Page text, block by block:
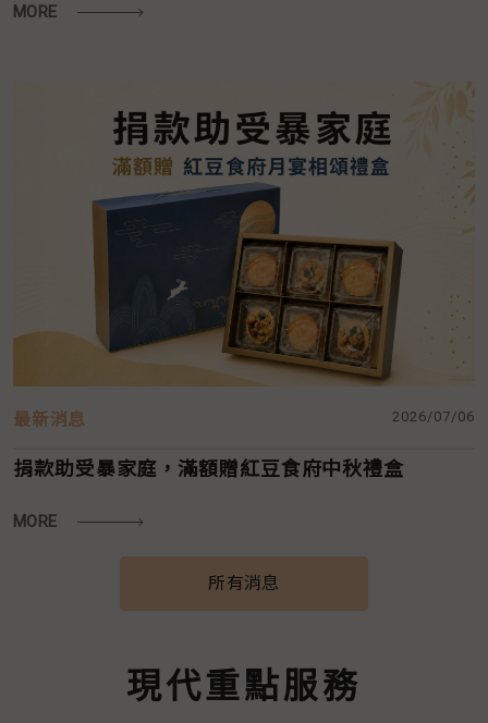
MORE
最新消息 2026/07/06
捐款助受暴家庭，滿額贈紅豆食府中秋禮盒
MORE
所有消息
現代重點服務